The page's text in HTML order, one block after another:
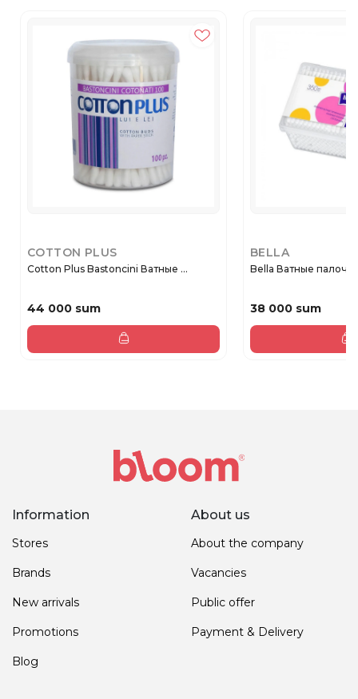
COTTON PLUS
Cotton Plus Bastoncini Ватные ...
44 000 sum
BELLA
38 000 sum
Information
Stores
Brands
New arrivals
Promotions
Blog
About us
About the company
Vacancies
Public offer
Payment & Delivery